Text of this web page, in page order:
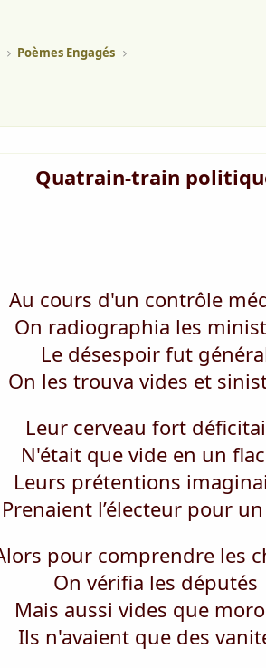
Poèmes Engagés
Quatrain-train
Au cours d'un contrôle
On radiographia les
Le désespoir fut
On les trouva vides et
Leur cerveau fort
N'était que vide en un
Leurs prétentions
Prenaient l’électeur pour
pour comprendre les
On vérifia les députés
Mais aussi vides que
Ils n'avaient que des